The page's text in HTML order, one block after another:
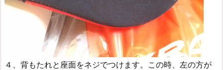
４、背もたれと座面をネジでつけます。この時、左の方が